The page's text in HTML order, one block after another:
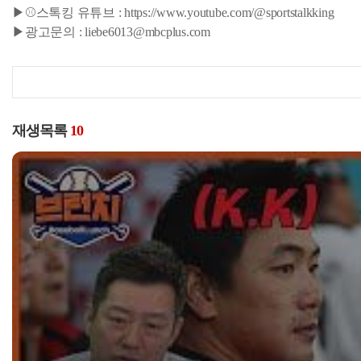
▶⚾스톡킹 유튜브 : https://www.youtube.com/@sportstalkking
▶광고문의 : liebe6013@mbcplus.com
재생목록 10